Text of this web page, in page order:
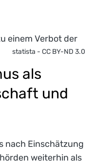
statista - CC BY-ND 3.0
als
und
nach Einschätzung
weiterhin als